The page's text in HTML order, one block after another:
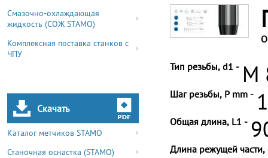
Смазочно-охлаждающая
жидкость (СОЖ STAMO)
Комплексная поставка станков с
ЧПУ
Скачать
Каталог метчиков STAMO
Станочная оснастка (STAMO)
Тип резьбы, d1 - M
Шаг резьбы, P mm -
Общая длина, L1 -
Длина режущей части,